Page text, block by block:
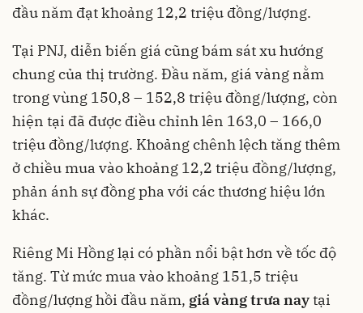
đầu năm đạt khoảng 12,2 triệu đồng/lượng.
Tại PNJ, diễn biến giá cũng bám sát xu hướng
chung của thị trường. Đầu năm, giá vàng nằm
trong vùng 150,8 – 152,8 triệu đồng/lượng, còn
hiện tại đã được điều chỉnh lên 163,0 – 166,0
triệu đồng/lượng. Khoảng chênh lệch tăng thêm
ở chiều mua vào khoảng 12,2 triệu đồng/lượng,
phản ánh sự đồng pha với các thương hiệu lớn
khác.
Riêng Mi Hồng lại có phần nổi bật hơn về tốc độ
tăng. Từ mức mua vào khoảng 151,5 triệu
đồng/lượng hồi đầu năm, giá vàng trưa naytại